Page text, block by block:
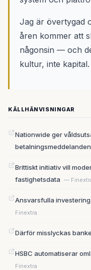
Jag är övertygad
åren kommer att
någonsin — och
kultur, inte kapital.
KÄLLHÄNVISNINGAR
Nationwide ger
betalningsmeddelanden
Brittiskt initiativ vill
fastighetsdata —
Ansvarsfulla
Finextra
Därför misslyckas
HSBC automatiserar
Finextra